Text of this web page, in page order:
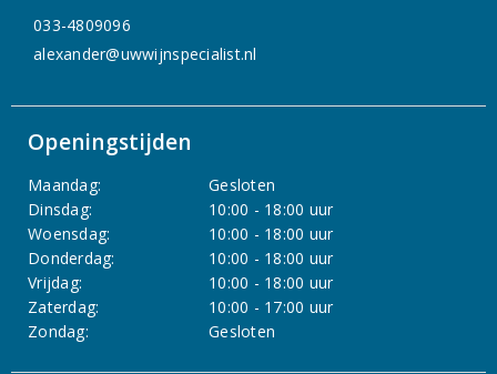
033-4809096
alexander@uwwijnspecialist.nl
Openingstijden
Maandag:
Gesloten
Dinsdag:
10:00 - 18:00 uur
Woensdag:
10:00 - 18:00 uur
Donderdag:
10:00 - 18:00 uur
Vrijdag:
10:00 - 18:00 uur
Zaterdag:
10:00 - 17:00 uur
Zondag:
Gesloten